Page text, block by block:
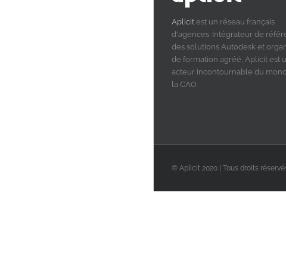
Aplicit est un réseau français
d'agences. Intégrateur de
des solutions Autodesk et
de formation agréé, Aplicit est
acteur incontournable du
la CAO
© Aplicit 2020 | Tous droits